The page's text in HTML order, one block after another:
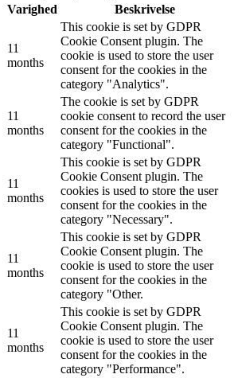
Varighed Beskrivelse
11
months
This cookie is set by GDPR
Cookie Consent plugin. The
cookie is used to store the user
consent for the cookies in the
category "Analytics".
11
months
The cookie is set by GDPR
cookie consent to record the user
consent for the cookies in the
category "Functional".
11
months
This cookie is set by GDPR
Cookie Consent plugin. The
cookies is used to store the user
consent for the cookies in the
category "Necessary".
11
months
This cookie is set by GDPR
Cookie Consent plugin. The
cookie is used to store the user
consent for the cookies in the
category "Other.
11
months
This cookie is set by GDPR
Cookie Consent plugin. The
cookie is used to store the user
consent for the cookies in the
category "Performance".